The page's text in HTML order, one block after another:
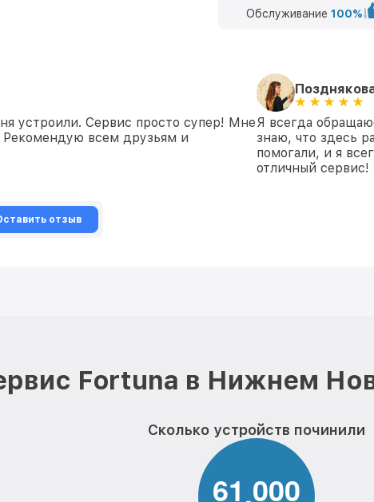
Обслуживание 100%
устроили. Сервис просто супер! Мне
Рекомендую всем друзьям и
Я всегда
знаю, что здесь
помогали, и я
отличный сервис!
отзыв
Fortuna в Нижнем
Сколько устройств починили
61,000